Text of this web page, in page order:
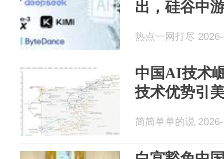
出，硅谷中
热点一网打尽
中国AI技术
技术优势引
简简单单的说